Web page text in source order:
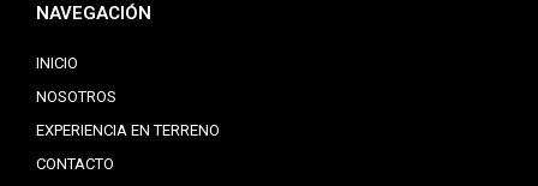
NAVEGACIÓN
INICIO
NOSOTROS
EXPERIENCIA EN TERRENO
CONTACTO